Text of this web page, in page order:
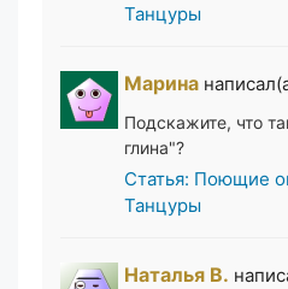
Танцуры
Марина
Подскажите, что
глина"?
Статья: Поющие
Танцуры
Наталья В.